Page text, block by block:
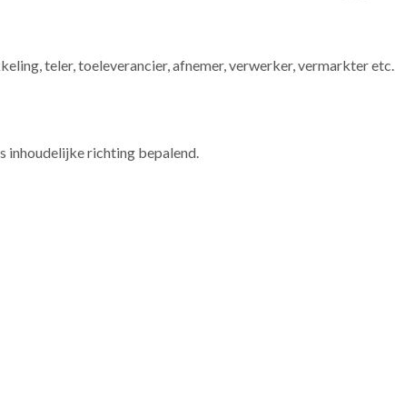
teler, toeleverancier, afnemer, verwerker, vermarkter etc.
inhoudelijke richting bepalend.